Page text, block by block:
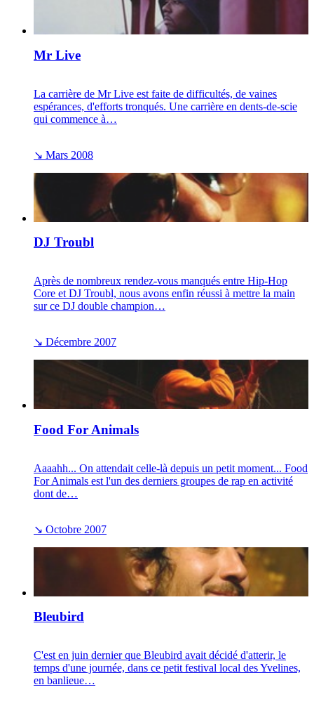
Mr Live
La carrière de Mr Live est faite de difficultés, de vaines
espérances, d'efforts tronqués. Une carrière en dents-de-scie
qui commence à…
↘ Mars 2008
DJ Troubl
Après de nombreux rendez-vous manqués entre Hip-Hop
Core et DJ Troubl, nous avons enfin réussi à mettre la main
sur ce DJ double champion…
↘ Décembre 2007
Food For Animals
Aaaahh... On attendait celle-là depuis un petit moment... Food
For Animals est l'un des derniers groupes de rap en activité
dont de…
↘ Octobre 2007
Bleubird
C'est en juin dernier que Bleubird avait décidé d'atterir, le
temps d'une journée, dans ce petit festival local des Yvelines,
en banlieue…